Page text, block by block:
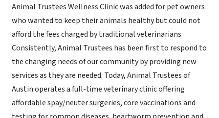
Animal Trustees Wellness Clinic was added for pet owners
who wanted to keep their animals healthy but could not
afford the fees charged by traditional veterinarians.
Consistently, Animal Trustees has been first to respond to
the changing needs of our community by providing new
services as they are needed. Today, Animal Trustees of
Austin operates a full-time veterinary clinic offering
affordable spay/neuter surgeries, core vaccinations and